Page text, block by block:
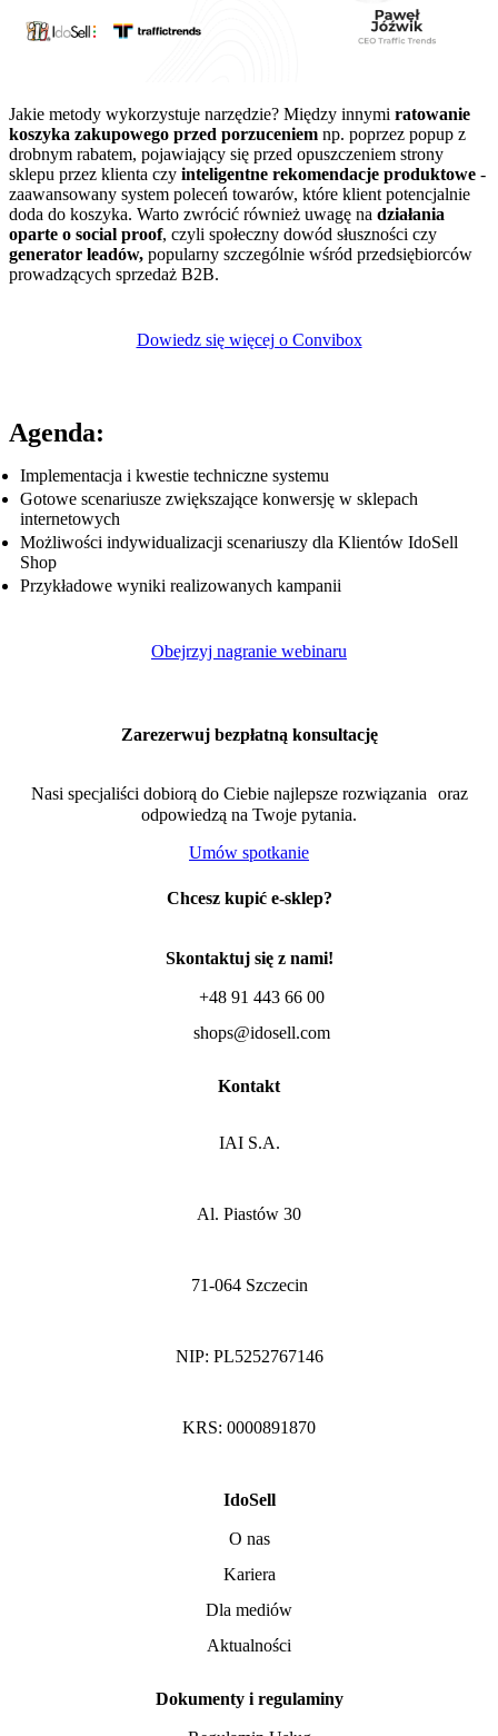
Jakie metody wykorzystuje narzędzie? Między innymi ratowanie
koszyka zakupowego przed porzuceniem np. poprzez popup z
drobnym rabatem, pojawiający się przed opuszczeniem strony
sklepu przez klienta czy inteligentne rekomendacje produktowe -
zaawansowany system poleceń towarów, które klient potencjalnie
doda do koszyka. Warto zwrócić również uwagę na działania
oparte o social proof, czyli społeczny dowód słuszności czy
generator leadów, popularny szczególnie wśród przedsiębiorców
prowadzących sprzedaż B2B.
Dowiedz się więcej o Convibox
Agenda:
Implementacja i kwestie techniczne systemu
Gotowe scenariusze zwiększające konwersję w sklepach
internetowych
Możliwości indywidualizacji scenariuszy dla Klientów IdoSell
Shop
Przykładowe wyniki realizowanych kampanii
Obejrzyj nagranie webinaru
Zarezerwuj bezpłatną konsultację
Nasi specjaliści dobiorą do Ciebie najlepsze rozwiązania oraz
odpowiedzą na Twoje pytania.
Umów spotkanie
Chcesz kupić e-sklep?
Skontaktuj się z nami!
+48 91 443 66 00
shops@idosell.com
Kontakt
IAI S.A.
Al. Piastów 30
71-064 Szczecin
NIP: PL5252767146
KRS: 0000891870
IdoSell
O nas
Kariera
Dla mediów
Aktualności
Dokumenty i regulaminy